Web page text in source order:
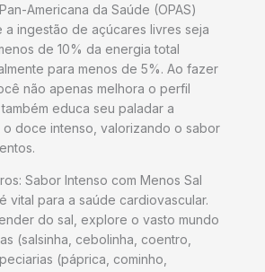
Americana da Saúde (OPAS)
a ingestão de açúcares livres seja
de 10% da energia total
para menos de 5%. Ao fazer
não apenas melhora o perfil
educa seu paladar a
o doce intenso, valorizando o sabor
Sabor Intenso com Menos Sal
é vital para a saúde cardiovascular.
do sal, explore o vasto mundo
(salsinha, cebolinha, coentro,
(páprica, cominho,